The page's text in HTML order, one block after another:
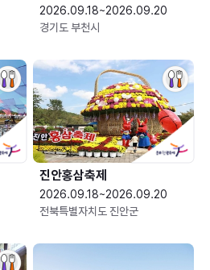
2026.09.18~2026.09.20
경기도 부천시
진안홍삼축제
2026.09.18~2026.09.20
전북특별자치도 진안군